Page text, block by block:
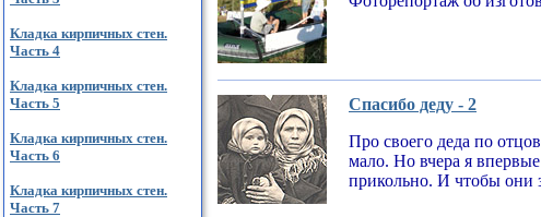
Кладка кирпичных стен.
Часть 4
Кладка кирпичных стен.
Часть 5
Кладка кирпичных стен.
Часть 6
Кладка кирпичных стен.
Часть 7
Спасибо деду - 2
Про своего деда по
мало. Но вчера я
прикольно. И чтобы они